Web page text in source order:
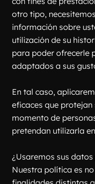
otro tipo,
información sobre
utilización de su
para poder ofrecerle
adaptados a sus
En tal caso,
eficaces que
momento de
pretendan utilizarla
¿Usaremos sus
Nuestra política es